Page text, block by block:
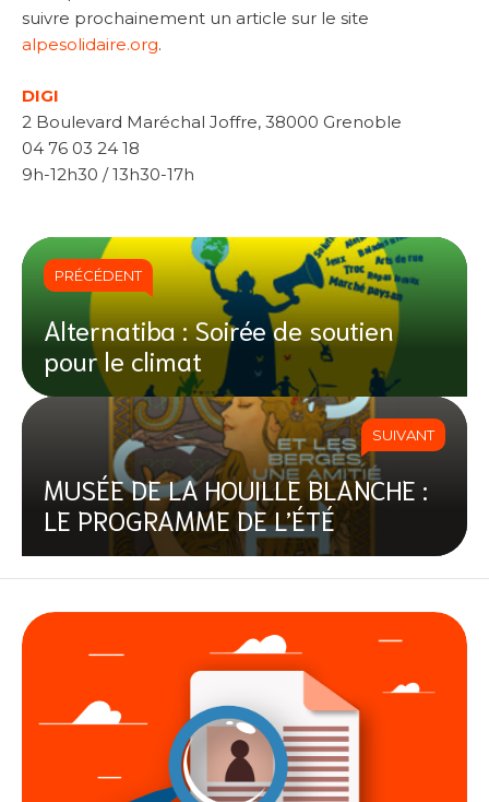
suivre prochainement un article sur le site
alpesolidaire.org.
DIGI
2 Boulevard Maréchal Joffre, 38000 Grenoble
04 76 03 24 18
9h-12h30 / 13h30-17h
PRÉCÉDENT
Alternatiba : Soirée de soutien
pour le climat
SUIVANT
MUSÉE DE LA HOUILLE BLANCHE :
LE PROGRAMME DE L’ÉTÉ